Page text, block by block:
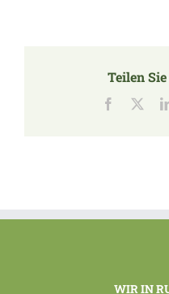
Teilen
Facebook
WIR IN